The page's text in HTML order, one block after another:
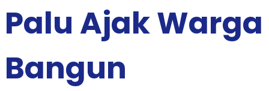
Palu Ajak Warga
Bangun